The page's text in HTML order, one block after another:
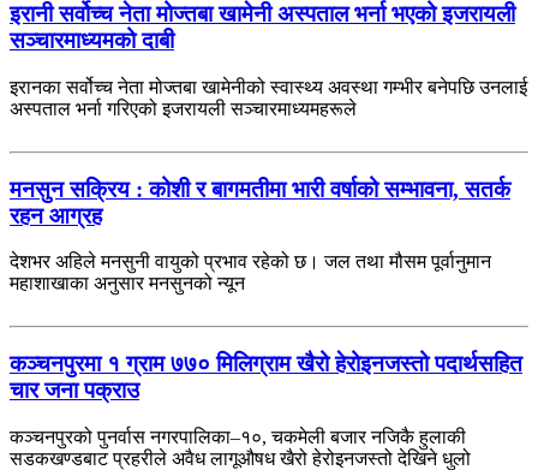
इरानी सर्वोच्च नेता मोज्तबा खामेनी अस्पताल भर्ना भएको इजरायली
सञ्चारमाध्यमको दाबी
इरानका सर्वोच्च नेता मोज्तबा खामेनीको स्वास्थ्य अवस्था गम्भीर बनेपछि उनलाई
अस्पताल भर्ना गरिएको इजरायली सञ्चारमाध्यमहरूले
मनसुन सक्रिय : कोशी र बागमतीमा भारी वर्षाको सम्भावना, सतर्क
रहन आग्रह
देशभर अहिले मनसुनी वायुको प्रभाव रहेको छ। जल तथा मौसम पूर्वानुमान
महाशाखाका अनुसार मनसुनको न्यून
कञ्चनपुरमा १ ग्राम ७७० मिलिग्राम खैरो हेरोइनजस्तो पदार्थसहित
चार जना पक्राउ
कञ्चनपुरको पुनर्वास नगरपालिका–१०, चकमेली बजार नजिकै हुलाकी
सडकखण्डबाट प्रहरीले अवैध लागूऔषध खैरो हेरोइनजस्तो देखिने धुलो